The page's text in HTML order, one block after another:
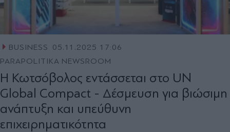
BUSINESS
05.11.2025 17:06
PARAPOLITIKA NEWSROOM
H Κωτσόβολος εντάσσεται στο UN
Global Compact - Δέσμευση για βιώσιμη
ανάπτυξη και υπεύθυνη
επιχειρηματικότητα